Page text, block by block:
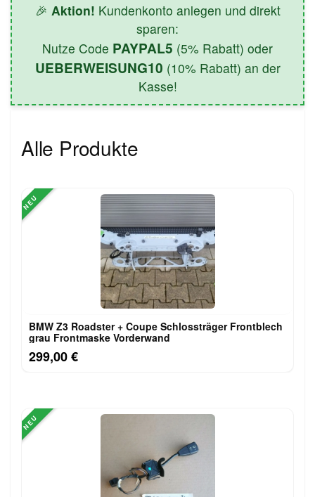
🎉 Aktion! Kundenkonto anlegen und direkt
sparen:
Nutze Code PAYPAL5 (5% Rabatt) oder
UEBERWEISUNG10 (10% Rabatt) an der
Kasse!
Alle Produkte
NEU
BMW Z3 Roadster + Coupe Schlossträger Frontblech
grau Frontmaske Vorderwand
299,00 €
NEU